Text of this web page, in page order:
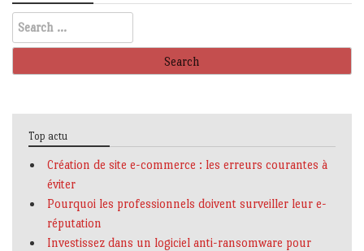
Search
for:
Top actu
Création de site e-commerce : les erreurs courantes à
éviter
Pourquoi les professionnels doivent surveiller leur e-
réputation
Investissez dans un logiciel anti-ransomware pour